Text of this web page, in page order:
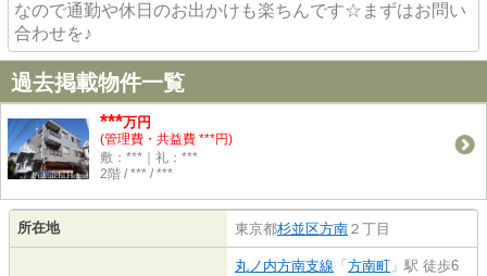
なので通勤や休日のお出かけも楽ちんです☆まずはお問い
合わせを♪
過去掲載物件一覧
***万円
(管理費・共益費 ***円)
敷：***｜礼：***
2階 / *** / ***
所在地 東京都杉並区方南 ２丁目
丸ノ内方南支線 「 方南町 」駅 徒歩6